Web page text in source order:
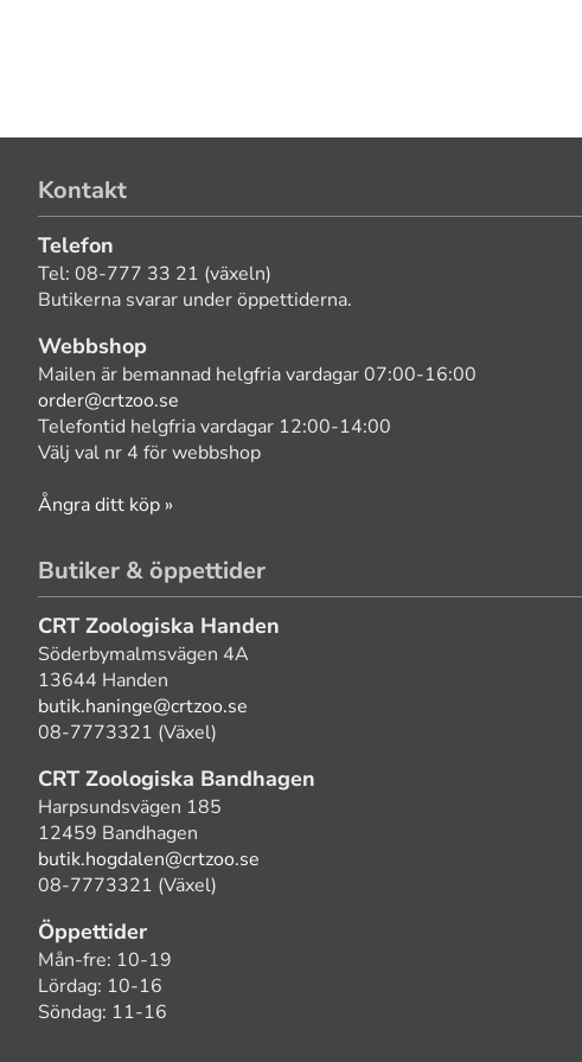
Kontakt
Telefon
Tel: 08-777 33 21 (växeln)
Butikerna svarar under öppettiderna.
Webbshop
Mailen är bemannad helgfria vardagar 07:00-16:00
order@crtzoo.se
Telefontid helgfria vardagar 12:00-14:00
Välj val nr 4 för webbshop
Ångra ditt köp »
Butiker & öppettider
CRT Zoologiska Handen
Söderbymalmsvägen 4A
13644 Handen
butik.haninge@crtzoo.se
08-7773321 (Växel)
CRT Zoologiska Bandhagen
Harpsundsvägen 185
12459 Bandhagen
butik.hogdalen@crtzoo.se
08-7773321 (Växel)
Öppettider
Mån-fre: 10-19
Lördag: 10-16
Söndag: 11-16